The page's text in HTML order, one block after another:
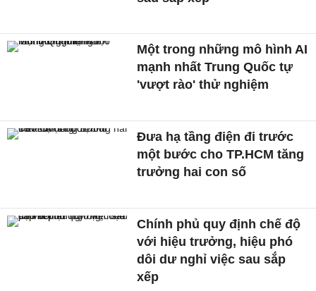
Một trong những mô hình AI
mạnh nhất Trung Quốc tự
'vượt rào' thử nghiệm
Đưa hạ tầng điện đi trước
một bước cho TP.HCM tăng
trưởng hai con số
Chính phủ quy định chế độ
với hiệu trưởng, hiệu phó
dôi dư nghỉ việc sau sắp
xếp